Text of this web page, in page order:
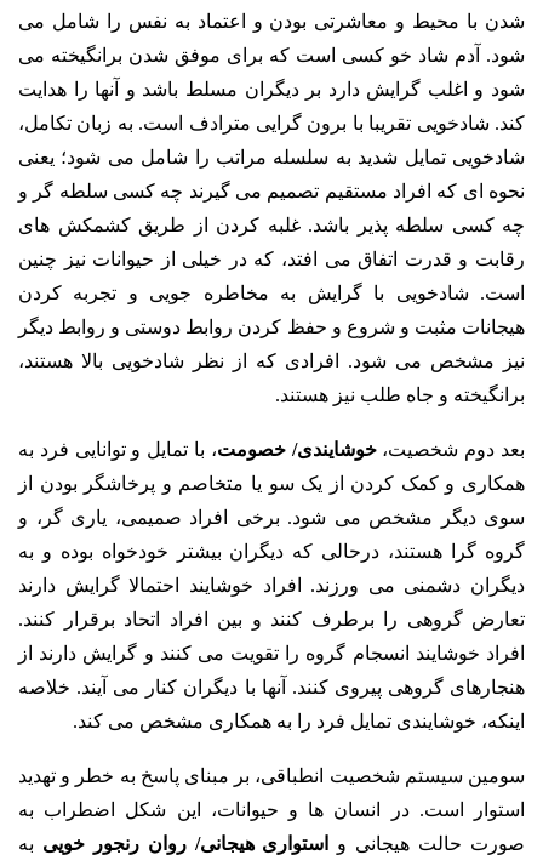
شدن با محیط و معاشرتی بودن و اعتماد به نفس را شامل می
شود. آدم شاد خو کسی است که برای موفق شدن برانگیخته می
شود و اغلب گرایش دارد بر دیگران مسلط باشد و آنها را هدایت
کند. شادخویی تقریبا با برون گرایی مترادف است. به زبان تکامل،
شادخویی تمایل شدید به سلسله مراتب را شامل می شود؛ یعنی
نحوه ای که افراد مستقیم تصمیم می گیرند چه کسی سلطه گر و
چه کسی سلطه پذیر باشد. غلبه کردن از طریق کشمکش های
رقابت و قدرت اتفاق می افتد، که در خیلی از حیوانات نیز چنین
است. شادخویی با گرایش به مخاطره جویی و تجربه کردن
هیجانات مثبت و شروع و حفظ کردن روابط دوستی و روابط دیگر
نیز مشخص می شود. افرادی که از نظر شادخویی بالا هستند،
برانگیخته و جاه طلب نیز هستند.
بعد دوم شخصیت،خوشایندی/ خصومت، با تمایل و توانایی فرد به
همکاری و کمک کردن از یک سو یا متخاصم و پرخاشگر بودن از
سوی دیگر مشخص می شود. برخی افراد صمیمی، یاری گر، و
گروه گرا هستند، درحالی که دیگران بیشتر خودخواه بوده و به
دیگران دشمنی می ورزند. افراد خوشایند احتمالا گرایش دارند
تعارض گروهی را برطرف کنند و بین افراد اتحاد برقرار کنند.
افراد خوشایند انسجام گروه را تقویت می کنند و گرایش دارند از
هنجارهای گروهی پیروی کنند. آنها با دیگران کنار می آیند. خلاصه
اینکه، خوشایندی تمایل فرد را به همکاری مشخص می کند.
سومین سیستم شخصیت انطباقی، بر مبنای پاسخ به خطر و تهدید
استوار است. در انسان ها و حیوانات، این شکل اضطراب به
صورت حالت هیجانی و
استواری هیجانی/ روان رنجور خویی به